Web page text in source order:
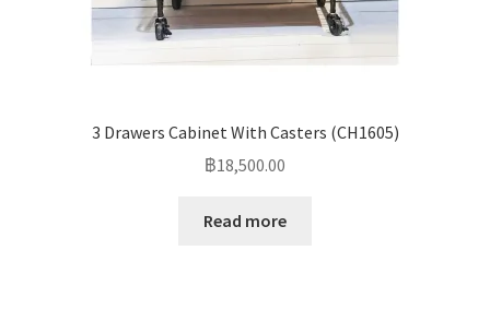
3 Drawers Cabinet With Casters (CH1605)
฿18,500.00
Read more